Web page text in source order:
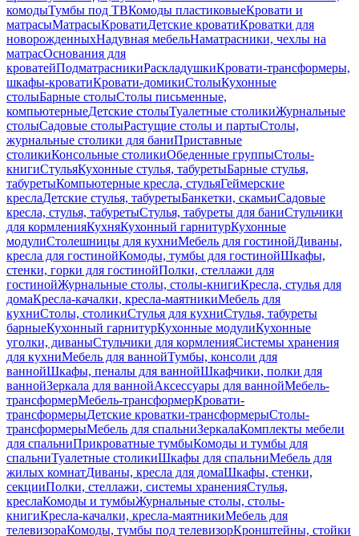
комодыТумбы под ТВКомоды пластиковыеКровати и
матрасыМатрасыКроватиДетские кроватиКроватки для
новорожденныхНадувная мебельНаматрасники, чехлы на
матрасОснования для
кроватейПодматрасникиРаскладушкиКровати-трансформеры,
шкафы-кроватиКровати-домикиСтолыКухонные
столыБарные столыСтолы письменные,
компьютерныеДетские столыТуалетные столикиЖурнальные
столыСадовые столыРастущие столы и партыСтолы,
журнальные столики для баниПриставные
столикиКонсольные столикиОбеденные группыСтолы-
книгиСтульяКухонные стулья, табуретыБарные стулья,
табуретыКомпьютерные кресла, стульяГеймерские
креслаДетские стулья, табуретыБанкетки, скамьиСадовые
кресла, стулья, табуретыСтулья, табуреты для баниСтульчики
для кормленияКухняКухонный гарнитурКухонные
модулиСтолешницы для кухниМебель для гостинойДиваны,
кресла для гостинойКомоды, тумбы для гостинойШкафы,
стенки, горки для гостинойПолки, стеллажи для
гостинойЖурнальные столы, столы-книгиКресла, стулья для
домаКресла-качалки, кресла-маятникиМебель для
кухниСтолы, столикиСтулья для кухниСтулья, табуреты
барныеКухонный гарнитурКухонные модулиКухонные
уголки, диваныСтульчики для кормленияСистемы хранения
для кухниМебель для ваннойТумбы, консоли для
ваннойШкафы, пеналы для ваннойШкафчики, полки для
ваннойЗеркала для ваннойАксессуары для ваннойМебель-
трансформерМебель-трансформерКровати-
трансформерыДетские кроватки-трансформерыСтолы-
трансформерыМебель для спальниЗеркалаКомплекты мебели
для спальниПрикроватные тумбыКомоды и тумбы для
спальниТуалетные столикиШкафы для спальниМебель для
жилых комнатДиваны, кресла для домаШкафы, стенки,
секцииПолки, стеллажи, системы храненияСтулья,
креслаКомоды и тумбыЖурнальные столы, столы-
книгиКресла-качалки, кресла-маятникиМебель для
телевизораКомоды, тумбы под телевизорКронштейны, стойки